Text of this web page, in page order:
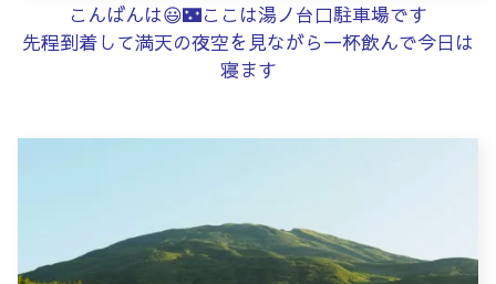
こんばんは😃🌃ここは湯ノ台口駐車場です
先程到着して満天の夜空を見ながら一杯飲んで今日は
寝ます